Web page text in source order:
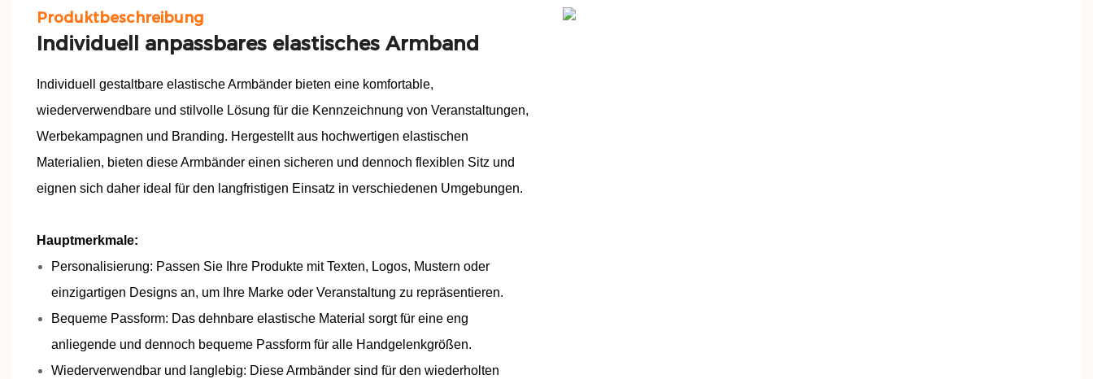
Produktbeschreibung
Individuell anpassbares elastisches Armband
Individuell gestaltbare elastische Armbänder bieten eine komfortable,
wiederverwendbare und stilvolle Lösung für die Kennzeichnung von Veranstaltungen,
Werbekampagnen und Branding. Hergestellt aus hochwertigen elastischen
Materialien, bieten diese Armbänder einen sicheren und dennoch flexiblen Sitz und
eignen sich daher ideal für den langfristigen Einsatz in verschiedenen Umgebungen.
Hauptmerkmale:
Personalisierung: Passen Sie Ihre Produkte mit Texten, Logos, Mustern oder
einzigartigen Designs an, um Ihre Marke oder Veranstaltung zu repräsentieren.
Bequeme Passform: Das dehnbare elastische Material sorgt für eine eng
anliegende und dennoch bequeme Passform für alle Handgelenkgrößen.
Wiederverwendbar und langlebig: Diese Armbänder sind für den wiederholten